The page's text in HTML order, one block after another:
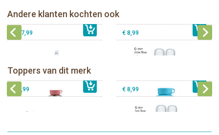
Andere klanten kochten ook
€ 8,99
Pura tuitfles 325 ml + vos sleeve
€ 27,99 € 8,99
Toppers van dit merk
Pura thermos sportfles 475 ml +
unicorn sleeve
€ 40,99
Pura Sportfles 550 ml + Aqua sleeve
Pura silicone tuit 2 stuks
€ 9,99 € 8,99